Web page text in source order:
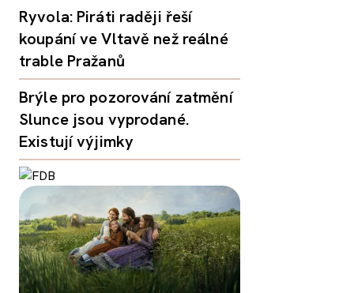
Ryvola: Piráti raději řeší
koupání ve Vltavě než reálné
trable Pražanů
Brýle pro pozorování zatmění
Slunce jsou vyprodané.
Existují výjimky